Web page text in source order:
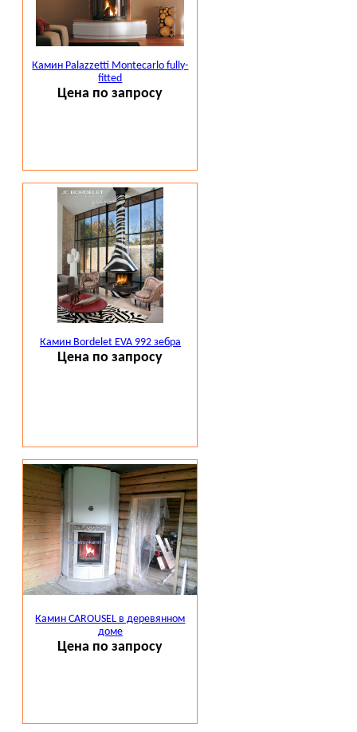
Вся представленная на сайте информация не
является публичной офертой.
Камин Palazzetti Montecarlo fully-
fitted
Цена по запросу
Камин Bordelet EVA 992 зебра
Цена по запросу
Камин CAROUSEL в деревянном
доме
Цена по запросу